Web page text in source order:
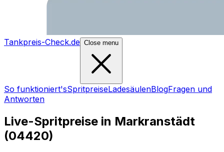
Tankpreis-Check.de Close menu
So funktioniert'sSpritpreiseLadesäulenBlogFragen und
Antworten
Live-Spritpreise in Markranstädt
(04420)